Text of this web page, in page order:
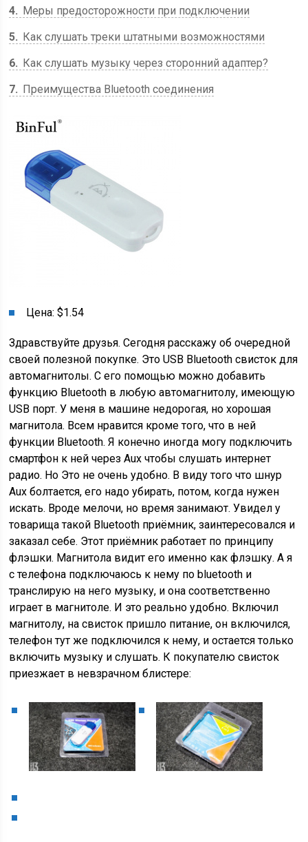
4
Меры предосторожности при подключении
5
Как слушать треки штатными возможностями
6
Как слушать музыку через сторонний адаптер?
7
Преимущества Bluetooth соединения
Цена: $1.54
Здравствуйте друзья. Сегодня расскажу об очередной
своей полезной покупке. Это USB Bluetooth свисток для
автомагнитолы. С его помощью можно добавить
функцию Bluetooth в любую автомагнитолу, имеющую
USB порт. У меня в машине недорогая, но хорошая
магнитола. Всем нравится кроме того, что в ней
функции Bluetooth. Я конечно иногда могу подключить
смартфон к ней через Aux чтобы слушать интернет
радио. Но Это не очень удобно. В виду того что шнур
Aux болтается, его надо убирать, потом, когда нужен
искать. Вроде мелочи, но время занимают. Увидел у
товарища такой Bluetooth приёмник, заинтересовался и
заказал себе. Этот приёмник работает по принципу
флэшки. Магнитола видит его именно как флэшку. А я
с телефона подключаюсь к нему по bluetooth и
транслирую на него музыку, и она соответственно
играет в магнитоле. И это реально удобно. Включил
магнитолу, на свисток пришло питание, он включился,
телефон тут же подключился к нему, и остается только
включить музыку и слушать. К покупателю свисток
приезжает в невзрачном блистере: